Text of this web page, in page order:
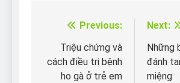
Điều
hướng
bài
Previous:
Triệu chứng và
cách điều trị bệnh
ho gà ở trẻ em
Next:
Những
đánh
miệng